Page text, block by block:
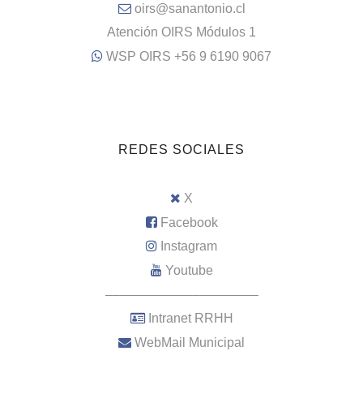
oirs@sanantonio.cl
Atención OIRS Módulos 1
WSP OIRS +56 9 6190 9067
REDES SOCIALES
X
Facebook
Instagram
Youtube
–––––––––––––––––––––
Intranet RRHH
WebMail Municipal